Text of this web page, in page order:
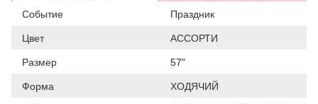
Событие Праздник
Цвет АССОРТИ
Размер 57"
Форма ХОДЯЧИЙ